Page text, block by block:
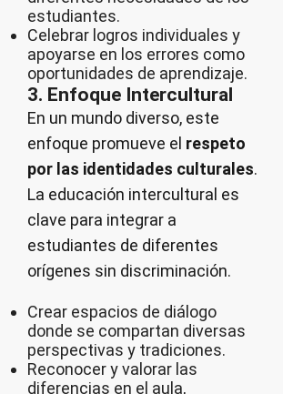
estudiantes.
Celebrar logros individuales y
apoyarse en los errores como
oportunidades de aprendizaje.
3. Enfoque Intercultural
En un mundo diverso, este
enfoque promueve el respeto
por las identidades culturales.
La educación intercultural es
clave para integrar a
estudiantes de diferentes
orígenes sin discriminación.
Crear espacios de diálogo
donde se compartan diversas
perspectivas y tradiciones.
Reconocer y valorar las
diferencias en el aula,